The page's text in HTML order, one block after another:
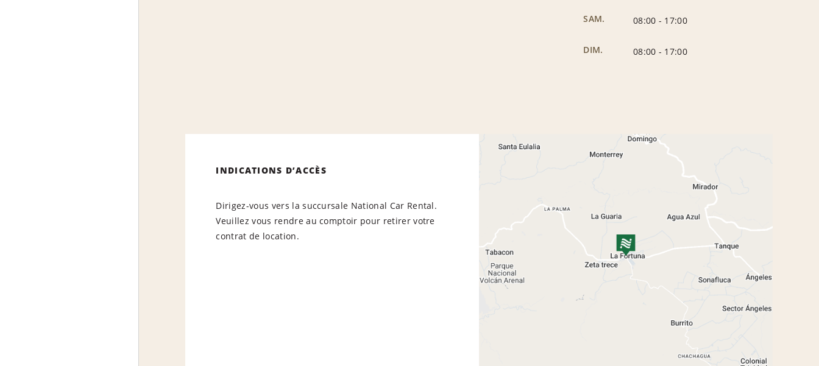
SAM. 08:00 - 17:00
DIM. 08:00 - 17:00
INDICATIONS D’ACCÈS
Dirigez-vous vers la succursale National Car Rental.
Veuillez vous rendre au comptoir pour retirer votre
contrat de location.